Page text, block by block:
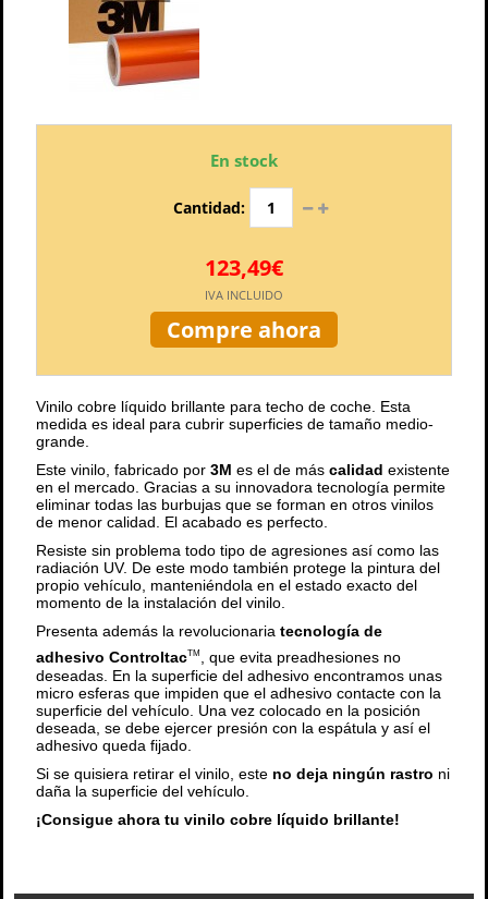
En stock
Cantidad:
123,49€
IVA INCLUIDO
Compre ahora
Vinilo cobre líquido brillante para techo de coche. Esta
medida es ideal para cubrir superficies de tamaño medio-
grande.
Este vinilo, fabricado por 3M es el de más calidad existente
en el mercado. Gracias a su innovadora tecnología permite
eliminar todas las burbujas que se forman en otros vinilos
de menor calidad. El acabado es perfecto.
Resiste sin problema todo tipo de agresiones así como las
radiación UV. De este modo también protege la pintura del
propio vehículo, manteniéndola en el estado exacto del
momento de la instalación del vinilo.
Presenta además la revolucionaria tecnología de
adhesivo ControltacTM
, que evita preadhesiones no
deseadas. En la superficie del adhesivo encontramos unas
micro esferas que impiden que el adhesivo contacte con la
superficie del vehículo. Una vez colocado en la posición
deseada, se debe ejercer presión con la espátula y así el
adhesivo queda fijado.
Si se quisiera retirar el vinilo, este no deja ningún rastro ni
daña la superficie del vehículo.
¡Consigue ahora tu vinilo cobre líquido brillante!